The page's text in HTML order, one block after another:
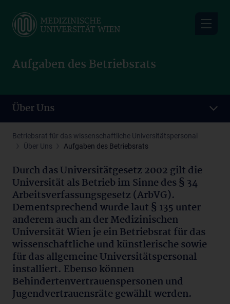
main
Aufgaben des Betriebsrats
Über Uns
Betriebsrat für das wissenschaftliche Universitätspersonal
Über Uns
Aufgaben des Betriebsrats
Durch das Universitätgesetz 2002 gilt die
Universität als Betrieb im Sinne des § 34
Arbeitsverfassungsgesetz (ArbVG).
Dementsprechend wurde laut § 135 unter
anderem auch an der Medizinischen
Universität Wien je ein Betriebsrat für das
wissenschaftliche und künstlerische sowie
für das allgemeine Universitätspersonal
installiert. Ebenso können
Behindertenvertrauenspersonen und
Jugendvertrauensräte gewählt werden.